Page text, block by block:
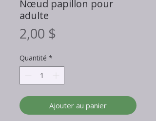
Nœud papillon pour
adulte
2,00 $
Quantité *
Ajouter au panier